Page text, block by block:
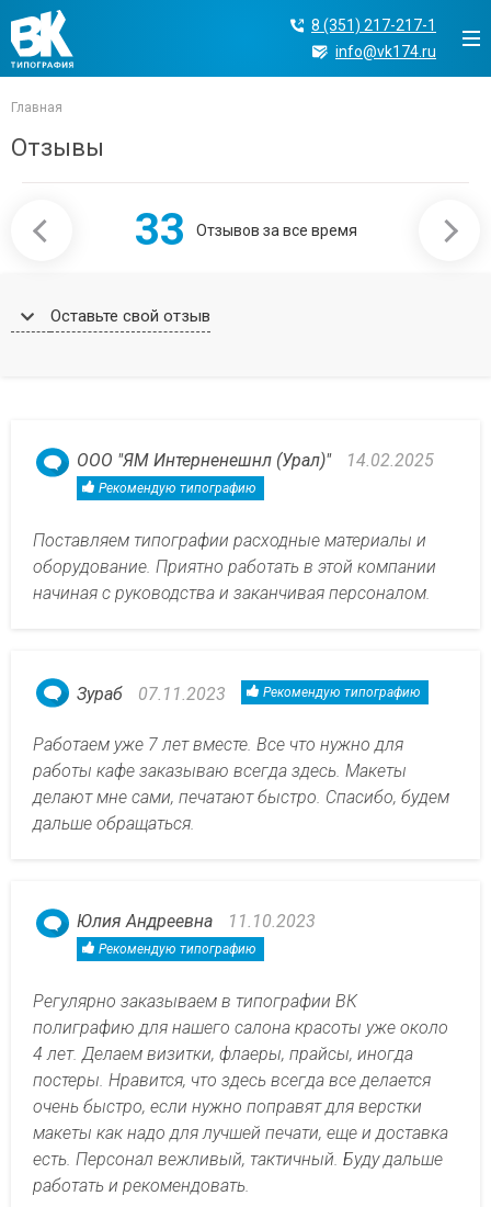
8 (351) 217-217-1
info@vk174.ru
Главная
Отзывы
Отзывов за все время
33
Оставьте свой отзыв
ООО "ЯМ Интерненешнл (Урал)" 14.02.2025
Рекомендую типографию
Поставляем типографии расходные материалы и
оборудование. Приятно работать в этой компании
начиная с руководства и заканчивая персоналом.
Зураб 07.11.2023 Рекомендую типографию
Работаем уже 7 лет вместе. Все что нужно для
работы кафе заказываю всегда здесь. Макеты
делают мне сами, печатают быстро. Спасибо, будем
дальше обращаться.
Юлия Андреевна 11.10.2023
Рекомендую типографию
Регулярно заказываем в типографии ВК
полиграфию для нашего салона красоты уже около
4 лет. Делаем визитки, флаеры, прайсы, иногда
постеры. Нравится, что здесь всегда все делается
очень быстро, если нужно поправят для верстки
макеты как надо для лучшей печати, еще и доставка
есть. Персонал вежливый, тактичный. Буду дальше
работать и рекомендовать.